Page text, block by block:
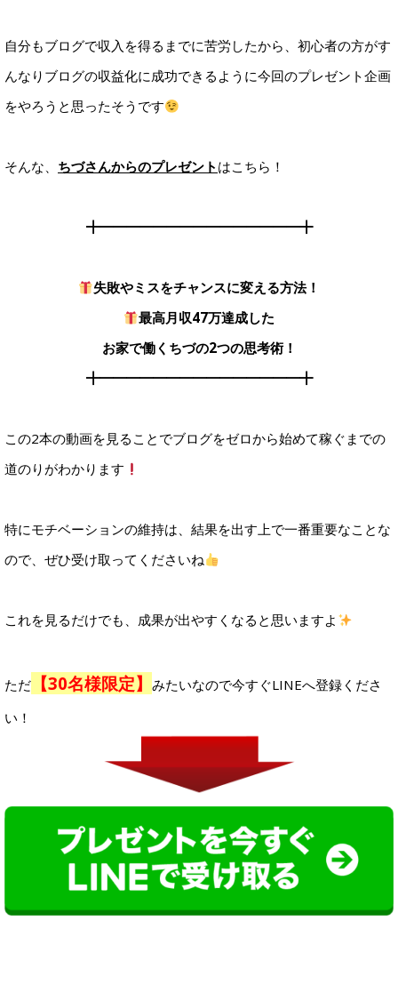
自分もブログで収入を得るまでに苦労したから、初心者の方がす
んなりブログの収益化に成功できるように今回のプレゼント企画
をやろうと思ったそうです
そんな、 ちづさんからのプレゼント はこちら！
╋━━━━━━━━━━━━━━━╋
失敗やミスをチャンスに変える方法！
最高月収47万達成した
お家で働くちづの2つの思考術！
╋━━━━━━━━━━━━━━━╋
この2本の動画を見ることでブログをゼロから始めて稼ぐまでの
道のりがわかります
特にモチベーションの維持は、結果を出す上で一番重要なことな
ので、ぜひ受け取ってくださいね
これを見るだけでも、成果が出やすくなると思いますよ
ただ 【30名様限定】
みたいなので今すぐLINEへ登録くださ
い！